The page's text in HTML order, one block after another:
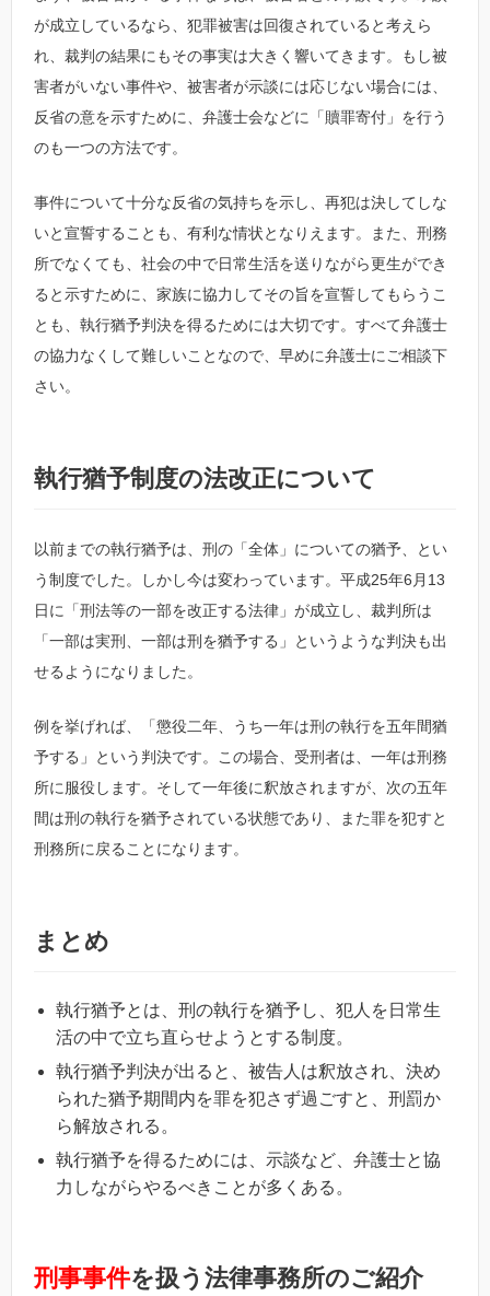
が成立しているなら、犯罪被害は回復されていると考えら
れ、裁判の結果にもその事実は大きく響いてきます。もし被
害者がいない事件や、被害者が示談には応じない場合には、
反省の意を示すために、弁護士会などに「贖罪寄付」を行う
のも一つの方法です。
事件について十分な反省の気持ちを示し、再犯は決してしな
いと宣誓することも、有利な情状となりえます。また、刑務
所でなくても、社会の中で日常生活を送りながら更生ができ
ると示すために、家族に協力してその旨を宣誓してもらうこ
とも、執行猶予判決を得るためには大切です。すべて弁護士
の協力なくして難しいことなので、早めに弁護士にご相談下
さい。
執行猶予制度の法改正について
以前までの執行猶予は、刑の「全体」についての猶予、とい
う制度でした。しかし今は変わっています。平成25年6月13
日に「刑法等の一部を改正する法律」が成立し、裁判所は
「一部は実刑、一部は刑を猶予する」というような判決も出
せるようになりました。
例を挙げれば、「懲役二年、うち一年は刑の執行を五年間猶
予する」という判決です。この場合、受刑者は、一年は刑務
所に服役します。そして一年後に釈放されますが、次の五年
間は刑の執行を猶予されている状態であり、また罪を犯すと
刑務所に戻ることになります。
まとめ
執行猶予とは、刑の執行を猶予し、犯人を日常生
活の中で立ち直らせようとする制度。
執行猶予判決が出ると、被告人は釈放され、決め
られた猶予期間内を罪を犯さず過ごすと、刑罰か
ら解放される。
執行猶予を得るためには、示談など、弁護士と協
力しながらやるべきことが多くある。
刑事事件を扱う法律事務所のご紹介